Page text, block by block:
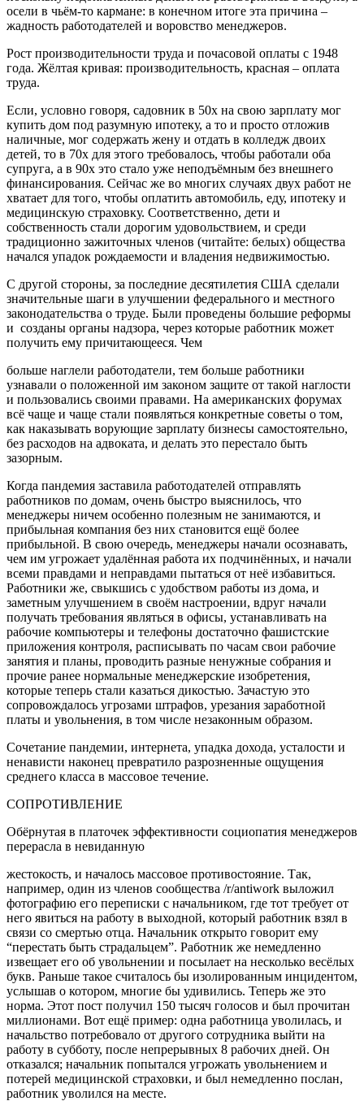
осели в чьём-то кармане: в конечном итоге эта причина –
жадность работодателей и воровство менеджеров.
Рост производительности труда и почасовой оплаты с 1948
года. Жёлтая кривая: производительность, красная – оплата
труда.
Если, условно говоря, садовник в 50х на свою зарплату мог
купить дом под разумную ипотеку, а то и просто отложив
наличные, мог содержать жену и отдать в колледж двоих
детей, то в 70х для этого требовалось, чтобы работали оба
супруга, а в 90х это стало уже неподъёмным без внешнего
финансирования. Сейчас же во многих случаях двух работ не
хватает для того, чтобы оплатить автомобиль, еду, ипотеку и
медицинскую страховку. Соответственно, дети и
собственность стали дорогим удовольствием, и среди
традиционно зажиточных членов (читайте: белых) общества
начался упадок рождаемости и владения недвижимостью.
С другой стороны, за последние десятилетия США сделали
значительные шаги в улучшении федерального и местного
законодательства о труде. Были проведены большие реформы
и созданы органы надзора, через которые работник может
получить ему причитающееся. Чем
больше наглели работодатели, тем больше работники
узнавали о положенной им законом защите от такой наглости
и пользовались своими правами. На американских форумах
всё чаще и чаще стали появляться конкретные советы о том,
как наказывать ворующие зарплату бизнесы самостоятельно,
без расходов на адвоката, и делать это перестало быть
зазорным.
Когда пандемия заставила работодателей отправлять
работников по домам, очень быстро выяснилось, что
менеджеры ничем особенно полезным не занимаются, и
прибыльная компания без них становится ещё более
прибыльной. В свою очередь, менеджеры начали осознавать,
чем им угрожает удалённая работа их подчинённых, и начали
всеми правдами и неправдами пытаться от неё избавиться.
Работники же, свыкшись с удобством работы из дома, и
заметным улучшением в своём настроении, вдруг начали
получать требования являться в офисы, устанавливать на
рабочие компьютеры и телефоны достаточно фашистские
приложения контроля, расписывать по часам свои рабочие
занятия и планы, проводить разные ненужные собрания и
прочие ранее нормальные менеджерские изобретения,
которые теперь стали казаться дикостью. Зачастую это
сопровождалось угрозами штрафов, урезания заработной
платы и увольнения, в том числе незаконным образом.
Сочетание пандемии, интернета, упадка дохода, усталости и
ненависти наконец превратило разрозненные ощущения
среднего класса в массовое течение.
СОПРОТИВЛЕНИЕ
Обёрнутая в платочек эффективности социопатия менеджеров
перерасла в невиданную
жестокость, и началось массовое противостояние. Так,
например, один из членов сообщества /r/antiwork выложил
фотографию его переписки с начальником, где тот требует от
него явиться на работу в выходной, который работник взял в
связи со смертью отца. Начальник открыто говорит ему
“перестать быть страдальцем”. Работник же немедленно
извещает его об увольнении и посылает на несколько весёлых
букв. Раньше такое считалось бы изолированным инцидентом,
услышав о котором, многие бы удивились. Теперь же это
норма. Этот пост получил 150 тысяч голосов и был прочитан
миллионами. Вот ещё пример: одна работница уволилась, и
начальство потребовало от другого сотрудника выйти на
работу в субботу, после непрерывных 8 рабочих дней. Он
отказался; начальник попытался угрожать увольнением и
потерей медицинской страховки, и был немедленно послан,
работник уволился на месте.